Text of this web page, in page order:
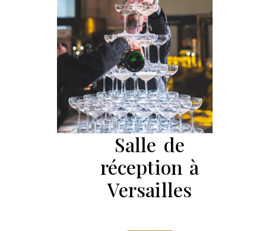
Salle de
réception à
Versailles